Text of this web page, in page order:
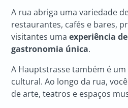
A rua abriga uma variedade
restaurantes, cafés e bares,
visitantes uma experiência
gastronomia única.
A Hauptstrasse também é
cultural. Ao longo da rua,
de arte, teatros e espaços